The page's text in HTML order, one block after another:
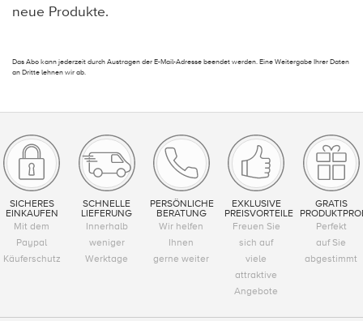
neue Produkte.
Das Abo kann jederzeit durch Austragen der E-Mail-Adresse beendet werden. Eine Weitergabe Ihrer Daten
an Dritte lehnen wir ab.
SICHERES
EINKAUFEN
Mit dem
Paypal
Käuferschutz
SCHNELLE
LIEFERUNG
Innerhalb
weniger
Werktage
PERSÖNLICHE
BERATUNG
Wir helfen
Ihnen
gerne weiter
EXKLUSIVE
PREISVORTEILE
Freuen Sie
sich auf
viele
attraktive
Angebote
GRATIS
Perfekt
auf Sie
abgestimmt